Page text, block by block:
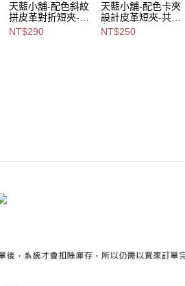
付款後7-11取貨
每筆NT$80，滿NT$1,000(含以上)免運費
天藍小舖-配色斜紋
拼皮革對折短夾-共
6
色-$290【A08081
NT$290
天藍小舖-配色卡夾
設計皮革短夾-共6
色-$250【A08081
866】
NT$250